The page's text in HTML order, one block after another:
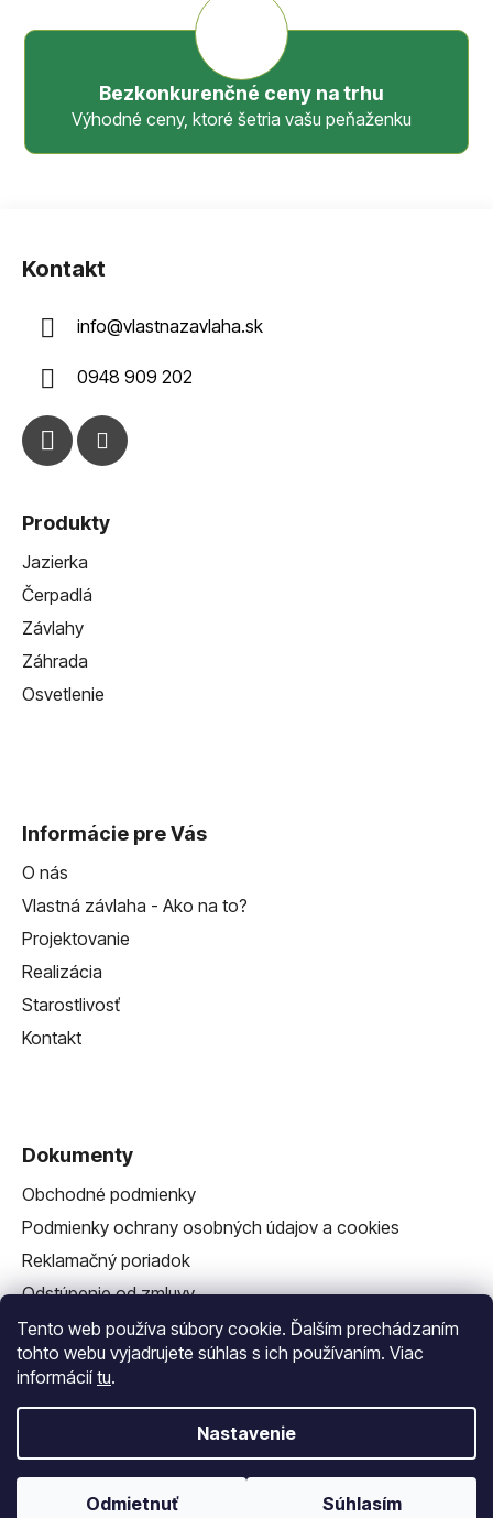
Tento web používa súbory cookie. Ďalším prechádzaním
tohto webu vyjadrujete súhlas s ich používaním. Viac
informácií tu.
Nastavenie
Odmietnuť Súhlasím
Bezkonkurenčné ceny na trhu
Výhodné ceny, ktoré šetria vašu peňaženku
Kontakt
info@vlastnazavlaha.sk
0948 909 202
Produkty
Jazierka
Čerpadlá
Závlahy
Záhrada
Osvetlenie
Informácie pre Vás
O nás
Vlastná závlaha - Ako na to?
Projektovanie
Realizácia
Starostlivosť
Kontakt
Dokumenty
Obchodné podmienky
Podmienky ochrany osobných údajov a cookies
Reklamačný poriadok
Odstúpenie od zmluvy
Reklamačný formulár
Vytvoril Shoptet a
Adatelier
Copyright 2026
Vlastná Závlaha. Všetky práva